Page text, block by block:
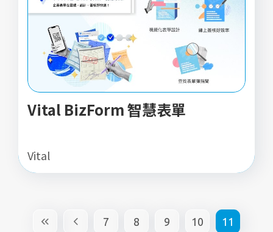
Vital BizForm 智慧表單
Vital
7 8 9 10 11